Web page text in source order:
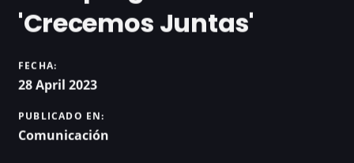
'Crecemos Juntas'
FECHA:
28 April 2023
PUBLICADO EN:
Comunicación